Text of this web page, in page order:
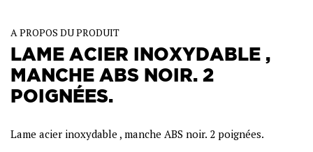
A PROPOS DU PRODUIT
LAME ACIER INOXYDABLE ,
MANCHE ABS NOIR. 2
POIGNÉES.
Lame acier inoxydable , manche ABS noir. 2 poignées.